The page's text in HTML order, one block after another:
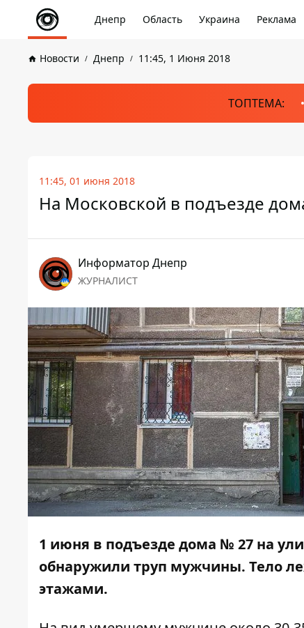
Днепр Область Украина Реклама
Новости Днепр 11:45, 1 Июня 2018
ТОПТЕМА:
11:45, 01 июня 2018
На Московской в подъезде
Информатор Днепр
ЖУРНАЛИСТ
1 июня в подъезде дома № 27 на
обнаружили труп мужчины. Тело
этажами.